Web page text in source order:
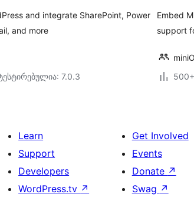
and integrate SharePoint, Power
and more
7.0.3
Embed
support
Learn
Support
Developers
WordPress.tv ↗
Get Involved
Events
Donate ↗
Swag ↗